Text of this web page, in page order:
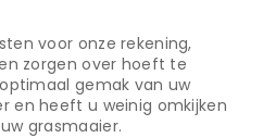
voor onze rekening,
zorgen over hoeft te
gemak van uw
en heeft u weinig omkijken
grasmaaier.